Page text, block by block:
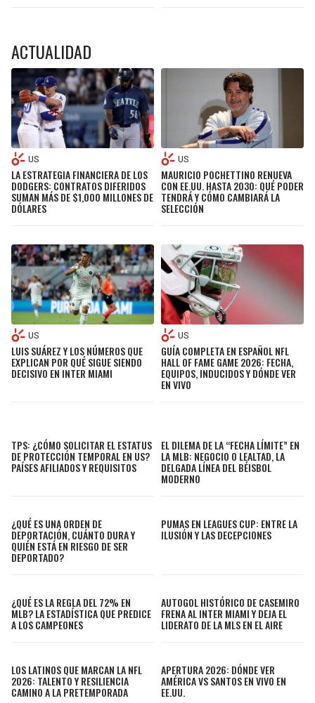
ACTUALIDAD
US
LA ESTRATEGIA FINANCIERA DE LOS
DODGERS: CONTRATOS DIFERIDOS
SUMAN MÁS DE $1,000 MILLONES DE
DÓLARES
US
MAURICIO POCHETTINO RENUEVA
CON EE.UU. HASTA 2030: QUÉ PODER
TENDRÁ Y CÓMO CAMBIARÁ LA
SELECCIÓN
US
LUIS SUÁREZ Y LOS NÚMEROS QUE
EXPLICAN POR QUÉ SIGUE SIENDO
DECISIVO EN INTER MIAMI
US
GUÍA COMPLETA EN ESPAÑOL NFL
HALL OF FAME GAME 2026: FECHA,
EQUIPOS, INDUCIDOS Y DÓNDE VER
EN VIVO
TPS: ¿CÓMO SOLICITAR EL ESTATUS
DE PROTECCIÓN TEMPORAL EN US?
PAÍSES AFILIADOS Y REQUISITOS
EL DILEMA DE LA “FECHA LÍMITE” EN
LA MLB: NEGOCIO O LEALTAD, LA
DELGADA LÍNEA DEL BÉISBOL
MODERNO
¿QUÉ ES UNA ORDEN DE
DEPORTACIÓN, CUÁNTO DURA Y
QUIÉN ESTÁ EN RIESGO DE SER
DEPORTADO?
PUMAS EN LEAGUES CUP: ENTRE LA
ILUSIÓN Y LAS DECEPCIONES
¿QUÉ ES LA REGLA DEL 72% EN
MLB? LA ESTADÍSTICA QUE PREDICE
A LOS CAMPEONES
AUTOGOL HISTÓRICO DE CASEMIRO
FRENA AL INTER MIAMI Y DEJA EL
LIDERATO DE LA MLS EN EL AIRE
LOS LATINOS QUE MARCAN LA NFL
2026: TALENTO Y RESILIENCIA
CAMINO A LA PRETEMPORADA
APERTURA 2026: DÓNDE VER
AMÉRICA VS SANTOS EN VIVO EN
EE.UU.